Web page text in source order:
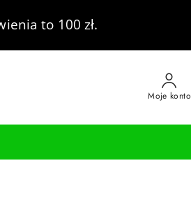
to 100 zł.
Moje konto